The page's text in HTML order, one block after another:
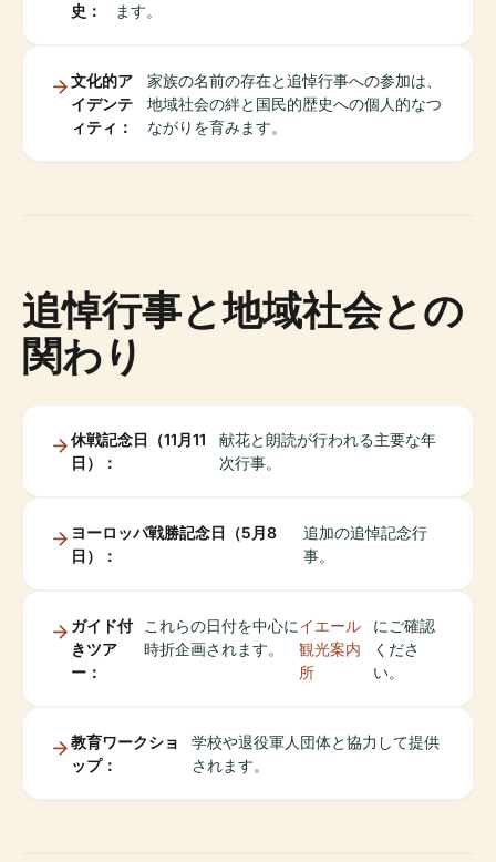
史：
ます。
文化的ア
イデンテ
ィティ：
家族の名前の存在と追悼行事への参加は、
地域社会の絆と国民的歴史への個人的なつ
ながりを育みます。
追悼行事と地域社会との
関わり
休戦記念日（11月11
日）：
献花と朗読が行われる主要な年
次行事。
ヨーロッパ戦勝記念日（5月8
日）：
追加の追悼記念行
事。
ガイド付
きツア
ー：
これらの日付を中心に
時折企画されます。
イエール
観光案内
所
にご確認
くださ
い。
教育ワークショ
ップ：
学校や退役軍人団体と協力して提供
されます。